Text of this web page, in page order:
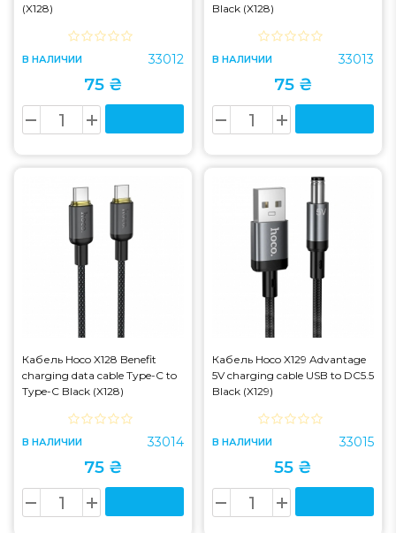
(X128)
В НАЛИЧИИ 33012
75 ₴
Black (X128)
В НАЛИЧИИ 33013
75 ₴
Кабель Hoco X128 Benefit
charging data cable Type-C to
Type-C Black (X128)
В НАЛИЧИИ 33014
75 ₴
Кабель Hoco X129 Advantage
5V charging cable USB to DC5.5
Black (X129)
В НАЛИЧИИ 33015
55 ₴